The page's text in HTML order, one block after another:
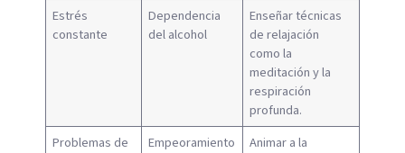
Estrés
constante
Dependencia
del alcohol
Enseñar técnicas
de relajación
como la
meditación y la
respiración
profunda.
Problemas de
Empeoramiento
Animar a la